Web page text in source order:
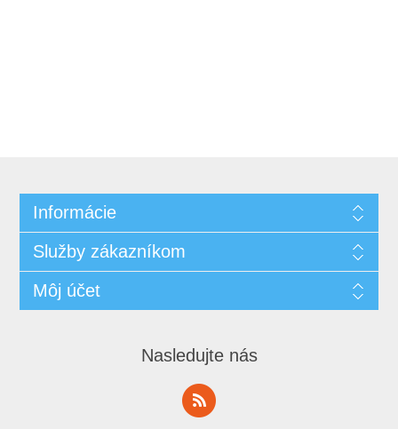
Informácie
Služby zákazníkom
Môj účet
Nasledujte nás